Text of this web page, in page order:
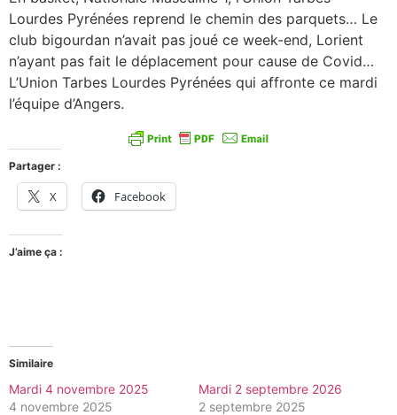
Lourdes Pyrénées reprend le chemin des parquets… Le
club bigourdan n’avait pas joué ce week-end, Lorient
n’ayant pas fait le déplacement pour cause de Covid…
L’Union Tarbes Lourdes Pyrénées qui affronte ce mardi
l’équipe d’Angers.
Partager :
X Facebook
J’aime ça :
Similaire
Mardi 4 novembre 2025
4 novembre 2025
Mardi 2 septembre 2026
2 septembre 2025